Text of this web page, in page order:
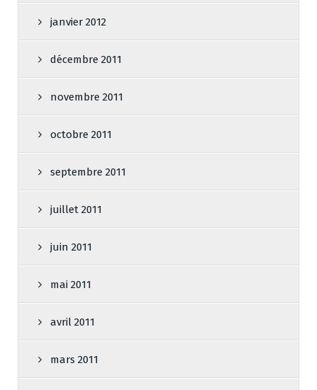
janvier 2012
décembre 2011
novembre 2011
octobre 2011
septembre 2011
juillet 2011
juin 2011
mai 2011
avril 2011
mars 2011